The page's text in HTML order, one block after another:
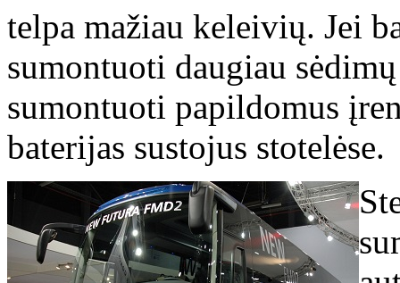
telpa mažiau keleivių. Jei
sumontuoti daugiau
sumontuoti papildomus
baterijas sustojus stotelėse.